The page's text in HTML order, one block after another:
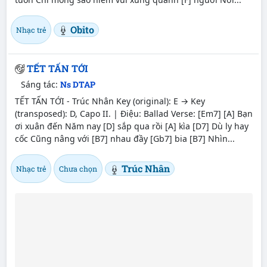
Nhạc trẻ Obito
TẾT TẤN TỚI
Sáng tác: Ns DTAP
TẾT TẤN TỚI - Trúc Nhân Key (original): E → Key
(transposed): D, Capo II. | Điệu: Ballad Verse: [Em7] [A] Bạn
ơi xuân đến Năm nay [D] sắp qua rồi [A] kìa [D7] Dù ly hay
cốc Cũng nâng với [B7] nhau đầy [Gb7] bia [B7] Nhìn...
Nhạc trẻ Chưa chọn Trúc Nhân